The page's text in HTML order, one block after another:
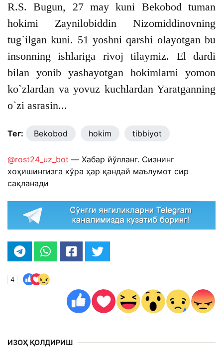
R.S. Bugun, 27 may kuni Bekobod tuman
hokimi Zaynilobiddin Nizomiddinovning
tug`ilgan kuni. 51 yoshni qarshi olayotgan bu
insonning ishlariga rivoj tilaymiz. El dardi
bilan yonib yashayotgan hokimlarni yomon
ko`zlardan va yovuz kuchlardan Yaratganning
o`zi asrasin...
Тег: Bekobod hokim tibbiyot
@rost24_uz_bot — Хабар йўлланг. Сизнинг
хоҳишингизга кўра ҳар қандай маълумот сир
сақланади
4
ИЗОҲ ҚОЛДИРИШ